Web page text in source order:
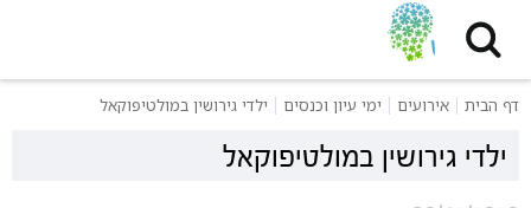
דף הבית אירועים ימי עיון וכנסים ילדי גירושין במולטיפוקאל
ילדי גירושין במולטיפוקאל